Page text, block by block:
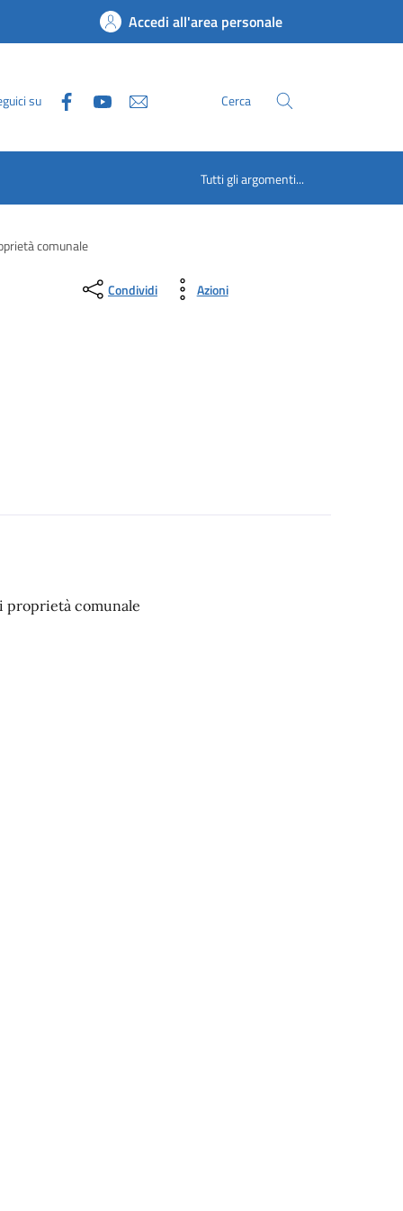
Accedi all'area personale
su Cerca
Tutti gli argomenti...
comunale
Condividi Azioni
proprietà comunale